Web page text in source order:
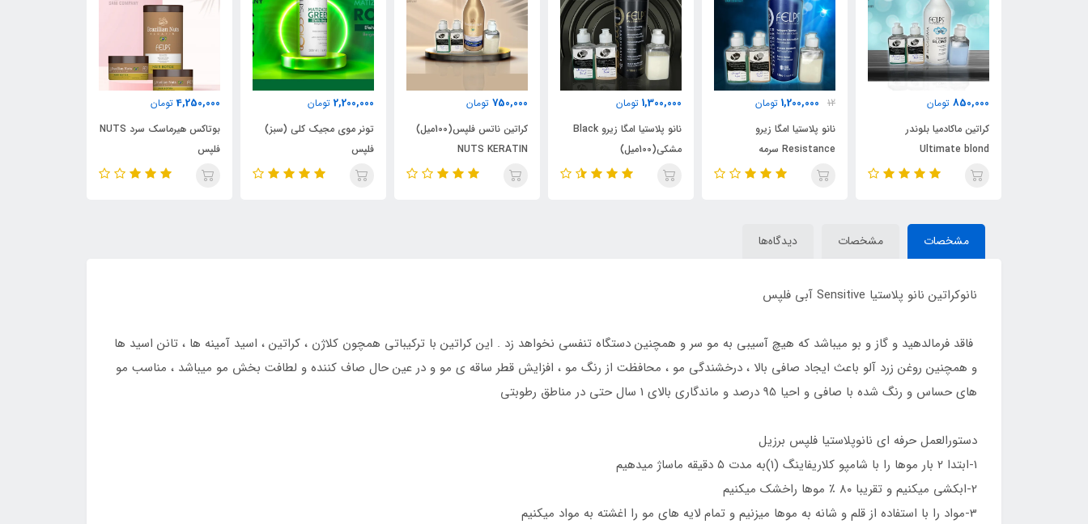
تومان
کراتین ماکادمیا بلوندر
Ultimate blond
تومان
نانو پلاستیا امگا زیرو
Resistance سرمه
ای(100میل)
تومان
نانو پلاستیا امگا زیرو Black
تومان
کراتین ناتس فلپس(100میل)
NUTS KERATIN
تومان
تونر موی مجیک کلی (سبز)
تومان
بوتاکس هیرماسک سرد NUTS
بوتاکس گیاهی اوکرا فلپس
مشخصات مشخصات دیدگاه‌ها
نانوکراتین نانو پلاستیا Sensitive آبی فلپس
فاقد فرمالدهید و گاز و بو میباشد که هیچ آسیبی به مو سر و همچنین دستگاه تنفسی نخواهد زد . این کراتین با ترکیباتی همچون کلاژن ، کراتین ، اسید آمینه ها ، تانن اسید ها
و همچنین روغن زرد آلو باعث ایجاد صافی بالا ، درخشندگی مو ، محافظت از رنگ مو ، افزایش قطر ساقه ی مو و در عین حال صاف کننده و لطافت بخش مو میباشد ، مناسب مو
های حساس و رنگ شده با صافی و احیا 95 درصد و ماندگاری بالای 1 سال حتی در مناطق رطوبتی
دستورالعمل حرفه اي نانوپلاستيا فلپس برزيل
1-ابتدا ٢ بار موها را با شامپو كلاريفاينگ (١)به مدت ٥ دقيقه ماساژ ميدهيم
2-ابكشي ميكنيم و تقريبا ٨٠ ٪ موها راخشك ميكنيم
3-مواد را با استفاده از قلم و شانه به موها ميزنيم و تمام لايه هاي مو را اغشته به مواد ميكنيم